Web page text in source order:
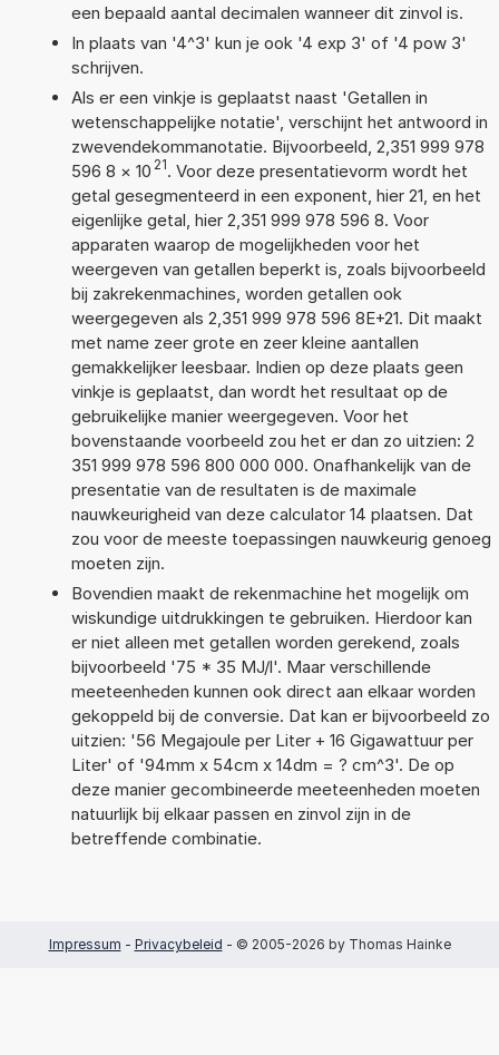
een bepaald aantal decimalen wanneer dit zinvol is.
In plaats van '4^3' kun je ook '4 exp 3' of '4 pow 3'
schrijven.
Als er een vinkje is geplaatst naast 'Getallen in
wetenschappelijke notatie', verschijnt het antwoord in
zwevendekommanotatie. Bijvoorbeeld, 2,351 999 978
596 8 × 10 21. Voor deze presentatievorm wordt het
getal gesegmenteerd in een exponent, hier 21, en het
eigenlijke getal, hier 2,351 999 978 596 8. Voor
apparaten waarop de mogelijkheden voor het
weergeven van getallen beperkt is, zoals bijvoorbeeld
bij zakrekenmachines, worden getallen ook
weergegeven als 2,351 999 978 596 8E+21. Dit maakt
met name zeer grote en zeer kleine aantallen
gemakkelijker leesbaar. Indien op deze plaats geen
vinkje is geplaatst, dan wordt het resultaat op de
gebruikelijke manier weergegeven. Voor het
bovenstaande voorbeeld zou het er dan zo uitzien: 2
351 999 978 596 800 000 000. Onafhankelijk van de
presentatie van de resultaten is de maximale
nauwkeurigheid van deze calculator 14 plaatsen. Dat
zou voor de meeste toepassingen nauwkeurig genoeg
moeten zijn.
Bovendien maakt de rekenmachine het mogelijk om
wiskundige uitdrukkingen te gebruiken. Hierdoor kan
er niet alleen met getallen worden gerekend, zoals
bijvoorbeeld '75 * 35 MJ/l'. Maar verschillende
meeteenheden kunnen ook direct aan elkaar worden
gekoppeld bij de conversie. Dat kan er bijvoorbeeld zo
uitzien: '56 Megajoule per Liter + 16 Gigawattuur per
Liter' of '94mm x 54cm x 14dm = ? cm^3'. De op
deze manier gecombineerde meeteenheden moeten
natuurlijk bij elkaar passen en zinvol zijn in de
betreffende combinatie.
Impressum - Privacybeleid - © 2005-2026 by Thomas Hainke